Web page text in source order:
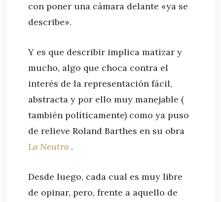
con poner una cámara delante «ya se
describe».
Y es que describir implica matizar y
mucho, algo que choca contra el
interés de la representación fácil,
abstracta y por ello muy manejable (
también políticamente) como ya puso
de relieve Roland Barthes en su obra
Lo Neutro .
Desde luego, cada cual es muy libre
de opinar, pero, frente a aquello de